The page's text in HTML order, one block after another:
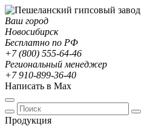
Ваш город
Новосибирск
Бесплатно по РФ
+7 (800) 555-64-46
Региональный менеджер
+7 910-899-36-40
Написать в Max
Продукция